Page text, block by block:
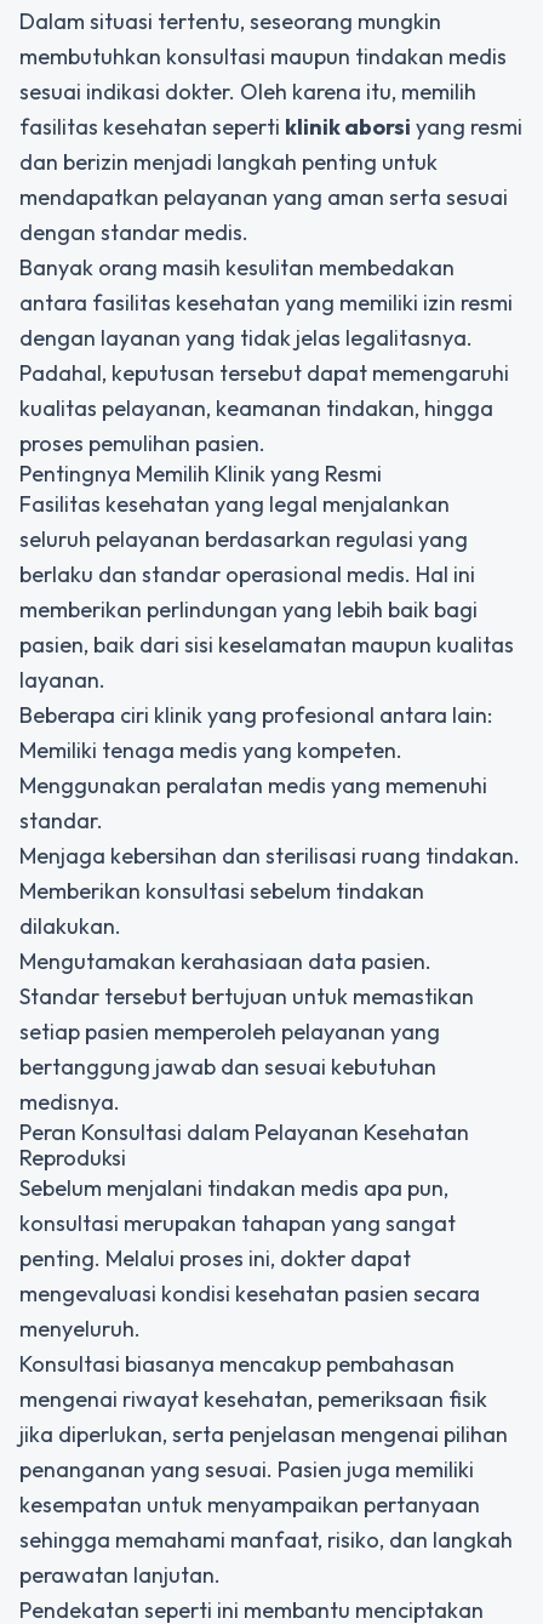
Dalam situasi tertentu, seseorang mungkin
membutuhkan konsultasi maupun tindakan medis
sesuai indikasi dokter. Oleh karena itu, memilih
fasilitas kesehatan seperti klinik aborsi yang resmi
dan berizin menjadi langkah penting untuk
mendapatkan pelayanan yang aman serta sesuai
dengan standar medis.
Banyak orang masih kesulitan membedakan
antara fasilitas kesehatan yang memiliki izin resmi
dengan layanan yang tidak jelas legalitasnya.
Padahal, keputusan tersebut dapat memengaruhi
kualitas pelayanan, keamanan tindakan, hingga
proses pemulihan pasien.
Pentingnya Memilih Klinik yang Resmi
Fasilitas kesehatan yang legal menjalankan
seluruh pelayanan berdasarkan regulasi yang
berlaku dan standar operasional medis. Hal ini
memberikan perlindungan yang lebih baik bagi
pasien, baik dari sisi keselamatan maupun kualitas
layanan.
Beberapa ciri klinik yang profesional antara lain:
Memiliki tenaga medis yang kompeten.
Menggunakan peralatan medis yang memenuhi
standar.
Menjaga kebersihan dan sterilisasi ruang tindakan.
Memberikan konsultasi sebelum tindakan
dilakukan.
Mengutamakan kerahasiaan data pasien.
Standar tersebut bertujuan untuk memastikan
setiap pasien memperoleh pelayanan yang
bertanggung jawab dan sesuai kebutuhan
medisnya.
Peran Konsultasi dalam Pelayanan Kesehatan
Reproduksi
Sebelum menjalani tindakan medis apa pun,
konsultasi merupakan tahapan yang sangat
penting. Melalui proses ini, dokter dapat
mengevaluasi kondisi kesehatan pasien secara
menyeluruh.
Konsultasi biasanya mencakup pembahasan
mengenai riwayat kesehatan, pemeriksaan fisik
jika diperlukan, serta penjelasan mengenai pilihan
penanganan yang sesuai. Pasien juga memiliki
kesempatan untuk menyampaikan pertanyaan
sehingga memahami manfaat, risiko, dan langkah
perawatan lanjutan.
Pendekatan seperti ini membantu menciptakan